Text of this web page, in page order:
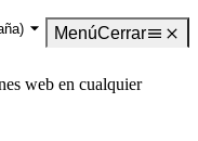
MenúCerrar
web en cualquier